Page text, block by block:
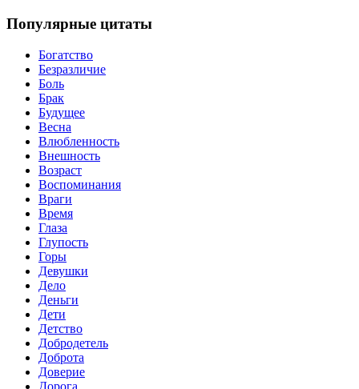
Популярные цитаты
Богатство
Безразличие
Боль
Брак
Будущее
Весна
Влюбленность
Внешность
Возраст
Воспоминания
Враги
Время
Глаза
Глупость
Горы
Девушки
Дело
Деньги
Дети
Детство
Добродетель
Доброта
Доверие
Дорога